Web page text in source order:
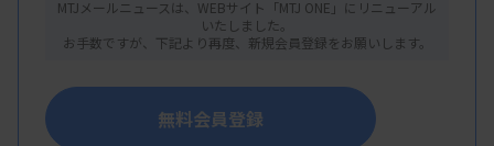
MTJメールニュースは、WEBサイト「MTJ ONE」にリニューアル
いたしました。
お手数ですが、下記より再度、新規会員登録をお願いします。
無料会員登録